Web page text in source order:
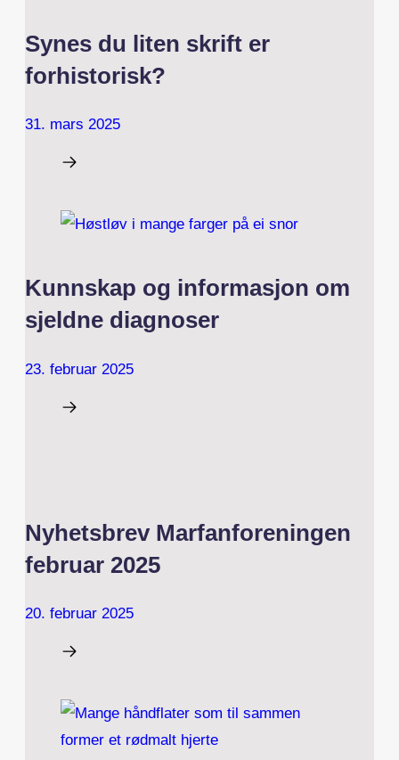
Synes du liten skrift er
forhistorisk?
31. mars 2025
Kunnskap og informasjon om
sjeldne diagnoser
23. februar 2025
Nyhetsbrev Marfanforeningen
februar 2025
20. februar 2025